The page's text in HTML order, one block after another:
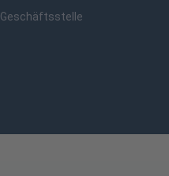
Geschäftsstelle